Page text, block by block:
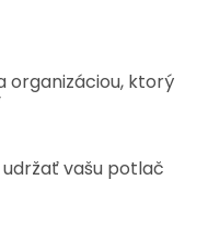
organizáciou, ktorý
vašu potlač